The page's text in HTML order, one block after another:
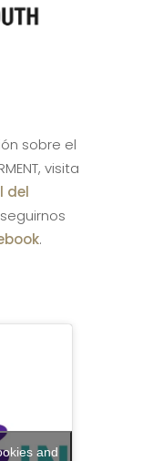
sobre el
visita
del
.
and